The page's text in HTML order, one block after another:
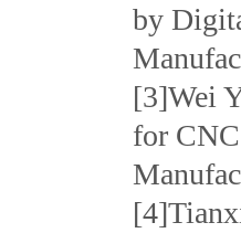
by
[3]Wei
for